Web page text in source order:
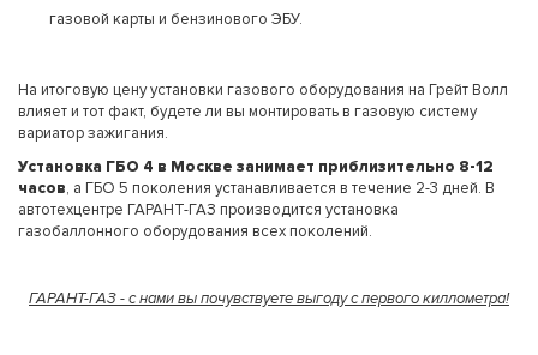
газовой карты и бензинового ЭБУ.
На итоговую цену установки газового оборудования на Грейт Волл
влияет и тот факт, будете ли вы монтировать в газовую систему
вариатор зажигания.
Установка ГБО 4 в Москве занимает приблизительно 8-12
часов, а ГБО 5 поколения устанавливается в течение 2-3 дней. В
автотехцентре ГАРАНТ-ГАЗ производится установка
газобаллонного оборудования всех поколений.
ГАРАНТ-ГАЗ - с нами вы почувствуете выгоду с первого киллометра!